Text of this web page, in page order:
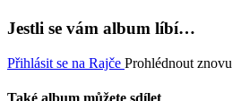
Jestli se vám album líbí…
Přihlásit se na Rajče Prohlédnout znovu